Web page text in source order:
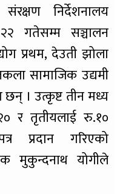
निर्देशनालय
गतेसम्म सञ्चालन
प्रथम, देउती झोला
सामाजिक उद्यमी
। उत्कृष्ट तीन मध्य
र तृतीयलाई रु.१०
प्रदान गरिएको
मुकुन्दनाथ योगीले